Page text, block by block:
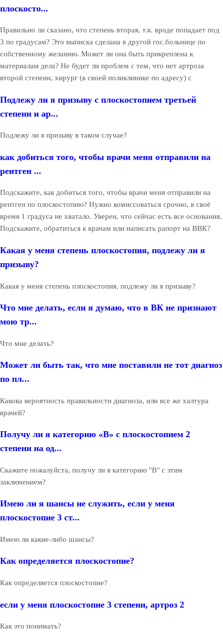
плоскосто...
Правильно ли сказано, что степень вторая, т.к. вроде попадает под
3 по градусам? Это выписка сделана в другой гос.больнице по
собственному желанию. Может ли она быть прикреплена к
материалам дела? Не будет ли проблем с тем, что нет артроза
второй степени, хирург (в своей поликлинике по адресу) с
Подлежу ли я призыву с плоскостопием третьей
степени и ар...
Подлежу ли я призыву в таком случае?
как добиться того, чтобы врачи меня отправили на
рентген ...
Подскажите, как добиться того, чтобы врачи меня отправили на
рентген по плоскостопию? Нужно комиссоваться срочно, в своё
время 1 градуса не хватало. Уверен, что сейчас есть все основания.
Подскажите, обратиться к врачам или написать рапорт на ВВК?
Какая у меня степень плоскостопия, подлежу ли я
призыву?
Какая у меня степень плоскостопия, подлежу ли я призыву?
Что мне делать, если я думаю, что в ВК не признают
мою тр...
Что мне делать?
Может ли быть так, что мне поставили не тот диагноз
по пл...
Какова вероятность правильности диагноза, или все же халтура
врачей?
Получу ли я категорию «В» с плоскостопием 2
степени на од...
Скажите пожалуйста, получу ли я категорию "В" с этим
заключением?
Имею ли я шансы не служить, если у меня
плоскостопие 3 ст...
Имею ли какие-либо шансы?
Как определяется плоскостопие?
Как определяется плоскостопие?
если у меня плоскостопие 3 степени, артроз 2
Как это понимать?